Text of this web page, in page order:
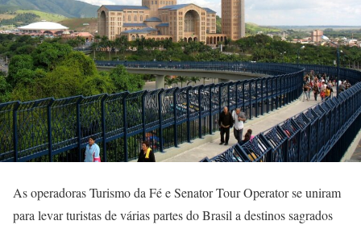
As operadoras Turismo da Fé e Senator Tour Operator se uniram
para levar turistas de várias partes do Brasil a destinos sagrados